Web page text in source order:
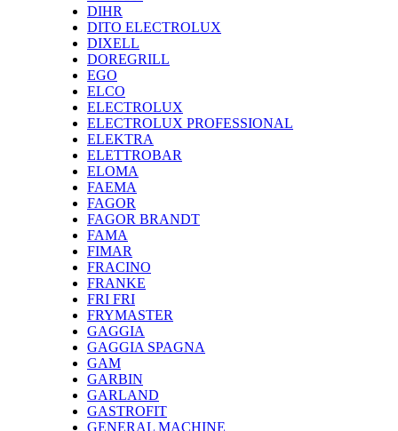
DIHR
DITO ELECTROLUX
DIXELL
DOREGRILL
EGO
ELCO
ELECTROLUX
ELECTROLUX PROFESSIONAL
ELEKTRA
ELETTROBAR
ELOMA
FAEMA
FAGOR
FAGOR BRANDT
FAMA
FIMAR
FRACINO
FRANKE
FRI FRI
FRYMASTER
GAGGIA
GAGGIA SPAGNA
GAM
GARBIN
GARLAND
GASTROFIT
GENERAL MACHINE